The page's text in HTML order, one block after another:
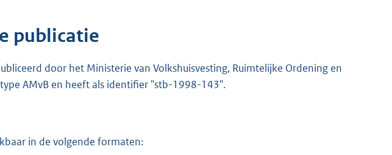
d
publicatie
door het Ministerie van Volkshuisvesting, Ruimtelijke Ordening en
AMvB en heeft als identifier "stb-1998-143".
in de volgende formaten: